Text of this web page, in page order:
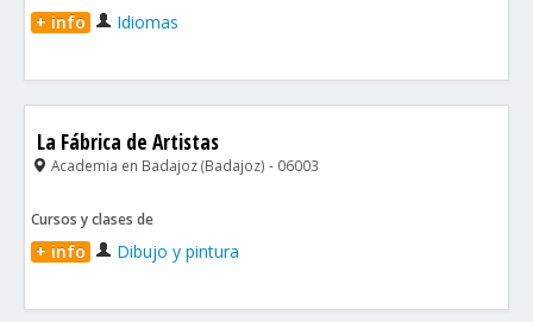
+ info Idiomas
La Fábrica de Artistas
Academia en Badajoz (Badajoz) - 06003
Cursos y clases de
+ info Dibujo y pintura